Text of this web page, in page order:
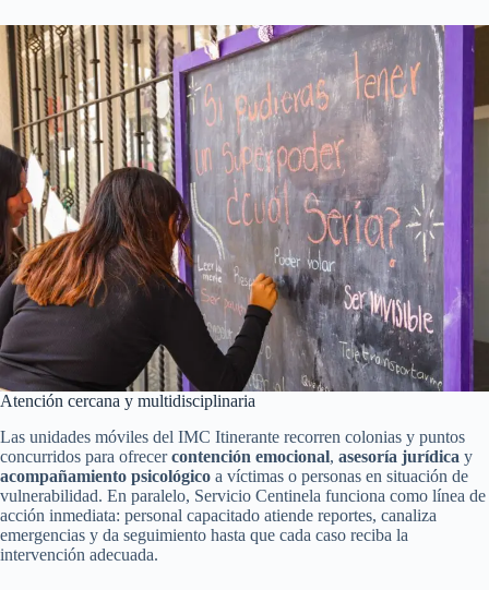
Atención cercana y multidisciplinaria
Las unidades móviles del IMC Itinerante recorren colonias y puntos
concurridos para ofrecercontención emocional, asesoría jurídica y
acompañamiento psicológico a víctimas o personas en situación de
vulnerabilidad. En paralelo, Servicio Centinela funciona como línea de
acción inmediata: personal capacitado atiende reportes, canaliza
emergencias y da seguimiento hasta que cada caso reciba la
intervención adecuada.